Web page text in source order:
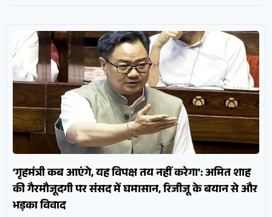
‘गृहमंत्री कब आएंगे, यह विपक्ष तय नहीं करेगा’: अमित शाह
की गैरमौजूदगी पर संसद में घमासान, रिजीजू के बयान से और
भड़का विवाद